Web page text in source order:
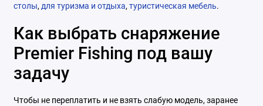
столы,для туризма и отдыха,туристическая мебель.
Как выбрать снаряжение
Premier Fishing под вашу
задачу
Чтобы не переплатить и не взять слабую модель, заранее